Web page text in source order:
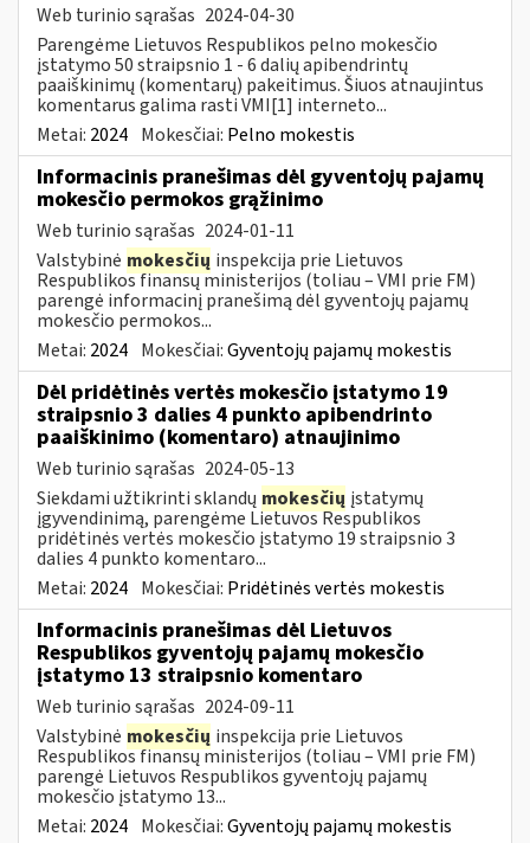
Web turinio sąrašas 2024-04-30
Parengėme Lietuvos Respublikos pelno mokesčio
įstatymo 50 straipsnio 1 - 6 dalių apibendrintų
paaiškinimų (komentarų) pakeitimus. Šiuos atnaujintus
komentarus galima rasti VMI[1] interneto...
Metai: 2024 Mokesčiai: Pelno mokestis
Informacinis pranešimas dėl gyventojų pajamų
mokesčio permokos grąžinimo
Web turinio sąrašas 2024-01-11
Valstybinė mokesčių inspekcija prie Lietuvos
Respublikos finansų ministerijos (toliau – VMI prie FM)
parengė informacinį pranešimą dėl gyventojų pajamų
mokesčio permokos...
Metai: 2024 Mokesčiai:Gyventojų pajamų mokestis
Dėl pridėtinės vertės mokesčio įstatymo 19
straipsnio 3 dalies 4 punkto apibendrinto
paaiškinimo (komentaro) atnaujinimo
Web turinio sąrašas 2024-05-13
Siekdami užtikrinti sklandų mokesčių įstatymų
įgyvendinimą, parengėme Lietuvos Respublikos
pridėtinės vertės mokesčio įstatymo 19 straipsnio 3
dalies 4 punkto komentaro...
Metai: 2024 Mokesčiai: Pridėtinės vertės mokestis
Informacinis pranešimas dėl Lietuvos
Respublikos gyventojų pajamų mokesčio
įstatymo 13 straipsnio komentaro
Web turinio sąrašas 2024-09-11
Valstybinė mokesčių inspekcija prie Lietuvos
Respublikos finansų ministerijos (toliau – VMI prie FM)
parengė Lietuvos Respublikos gyventojų pajamų
mokesčio įstatymo 13...
Metai: 2024 Mokesčiai:Gyventojų pajamų mokestis